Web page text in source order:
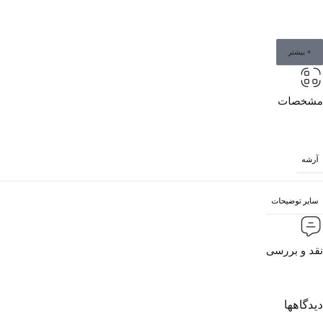
+ بیشتر
مشخصات
آرشه
سایر توضیحات
نقد و بررسی
دیدگاهها